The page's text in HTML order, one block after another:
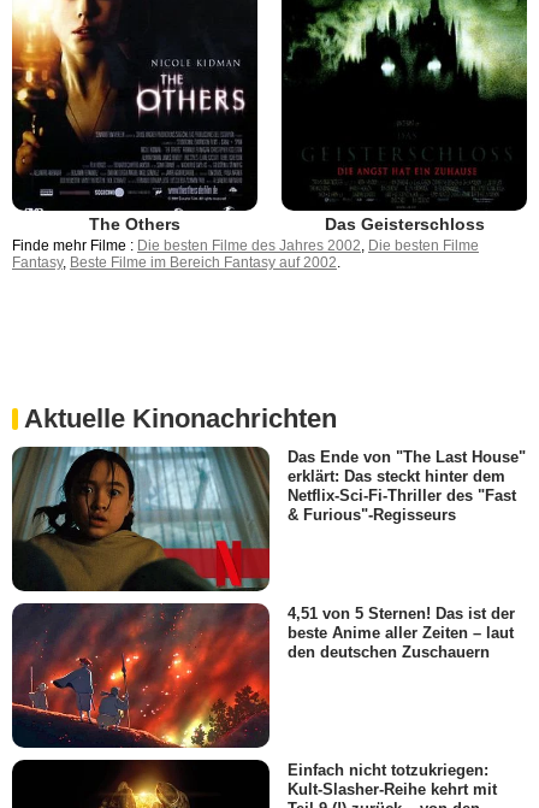
The Others Das Geisterschloss
Finde mehr Filme : Die besten Filme des Jahres 2002 Die besten Filme
Fantasy, Beste Filme im Bereich Fantasy auf 2002
Aktuelle Kinonachrichten
Das Ende von "The Last House"
erklärt: Das steckt hinter dem
Netflix-Sci-Fi-Thriller des "Fast
& Furious"-Regisseurs
4,51 von 5 Sternen! Das ist der
beste Anime aller Zeiten – laut
den deutschen Zuschauern
Einfach nicht totzukriegen:
Kult-Slasher-Reihe kehrt mit